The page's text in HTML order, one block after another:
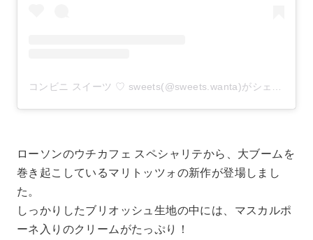
コンビニ スイーツ ♡ sweets(@sweets.wanta)がシェアした投稿
ローソンのウチカフェ スペシャリテから、大ブームを
巻き起こしているマリトッツォの新作が登場しまし
た。
しっかりしたブリオッシュ生地の中には、マスカルポ
ーネ入りのクリームがたっぷり！